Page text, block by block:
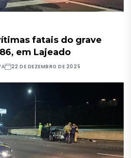
fatais do grave
em Lajeado
22 DE DEZEMBRO DE 2025